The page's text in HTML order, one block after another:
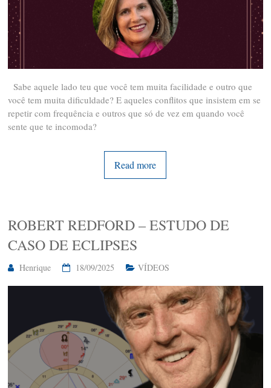
Sabe aquele lado teu que você tem muita facilidade e outro que
você tem muita dificuldade? E aqueles conflitos que insistem em se
repetir com frequência e outros que só de vez em quando você
sente que te incomoda?
Read more
ROBERT REDFORD – ESTUDO DE
CASO DE ECLIPSES
Henrique 18/09/2025 VÍDEOS